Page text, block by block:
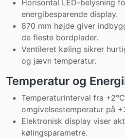
Horisontal LED-belysning
energibesparende display.
870 mm højde giver
de fleste bordplader.
Ventileret køling sikrer
og jævn temperatur.
Temperatur og
Temperaturinterval fra
omgivelsestemperatur på
Elektronisk display viser
kølingsparametre.